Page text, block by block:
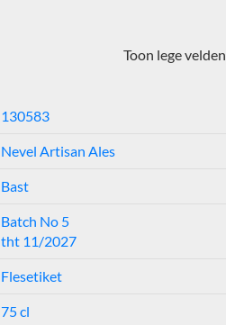
Toon lege velden
130583
Nevel Artisan Ales
Bast
Batch No 5
tht 11/2027
Flesetiket
75 cl